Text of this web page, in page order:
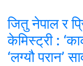
जितु नेपाल र
केमिस्ट्री :
‘लग्यौ परान’